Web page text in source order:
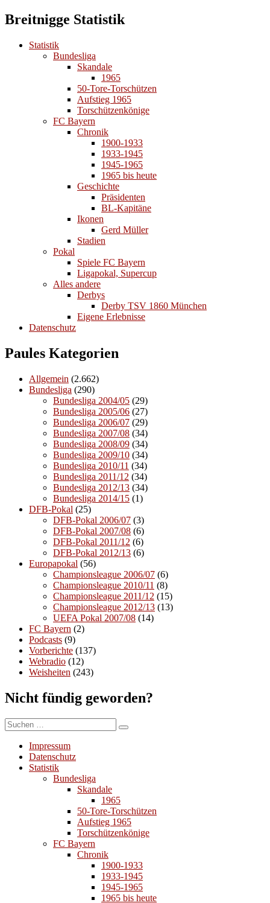
Breitnigge Statistik
Statistik
Bundesliga
Skandale
1965
50-Tore-Torschützen
Aufstieg 1965
Torschützenkönige
FC Bayern
Chronik
1900-1933
1933-1945
1945-1965
1965 bis heute
Geschichte
Präsidenten
BL-Kapitäne
Ikonen
Gerd Müller
Stadien
Pokal
Spiele FC Bayern
Ligapokal, Supercup
Alles andere
Derbys
Derby TSV 1860 München
Eigene Erlebnisse
Datenschutz
Paules Kategorien
Allgemein (2.662)
Bundesliga (290)
Bundesliga 2004/05 (29)
Bundesliga 2005/06 (27)
Bundesliga 2006/07 (29)
Bundesliga 2007/08 (34)
Bundesliga 2008/09 (34)
Bundesliga 2009/10 (34)
Bundesliga 2010/11 (34)
Bundesliga 2011/12 (34)
Bundesliga 2012/13 (34)
Bundesliga 2014/15 (1)
DFB-Pokal (25)
DFB-Pokal 2006/07 (3)
DFB-Pokal 2007/08 (6)
DFB-Pokal 2011/12 (6)
DFB-Pokal 2012/13 (6)
Europapokal (56)
Championsleague 2006/07 (6)
Championsleague 2010/11 (8)
Championsleague 2011/12 (15)
Championsleague 2012/13 (13)
UEFA Pokal 2007/08 (14)
FC Bayern (2)
Podcasts (9)
Vorberichte (137)
Webradio (12)
Weisheiten (243)
Nicht fündig geworden?
Suchen
nach:
Suchen
Impressum
Datenschutz
Statistik
Bundesliga
Skandale
1965
50-Tore-Torschützen
Aufstieg 1965
Torschützenkönige
FC Bayern
Chronik
1900-1933
1933-1945
1945-1965
1965 bis heute